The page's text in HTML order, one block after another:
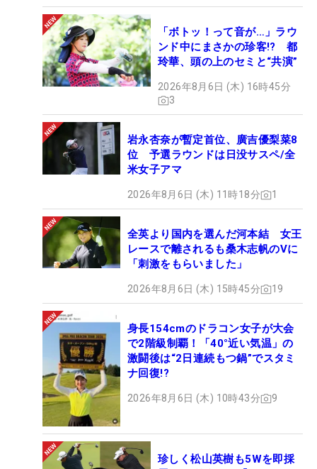
「ボトッ！って音が…」ラウ
ンド中にまさかの珍客!? 都
玲華、頭の上のセミと“共演”
2026年8月6日 (木) 16時45分
3
岩永杏奈が暫定首位、廣吉優梨菜8
位 予選ラウンドは日没サスペ/全
米女子アマ
2026年8月6日 (木) 11時18分 1
全英より国内を選んだ河本結 女王
レースで離されるも桑木志帆のVに
「刺激をもらいました」
2026年8月6日 (木) 15時45分 19
身長154cmのドラコン女子が大会
で2階級制覇！「40°近い気温」の
激闘後は“2日連続もつ鍋”でスタミ
ナ回復!?
2026年8月6日 (木) 10時43分 9
珍しく松山英樹も5Wを即採